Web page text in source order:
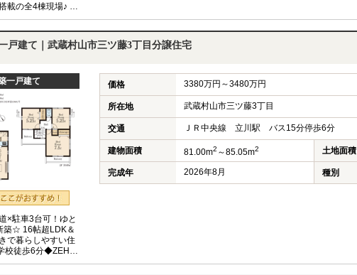
載の全4棟現場♪ ◆
W取得◆ZEH水準◆
戸建て｜武蔵村山市三ツ藤3丁目分譲住宅
一戸建て
×駐車3台可！ゆと
築☆ 16帖超LDK＆
で暮らしやすい住
校徒歩6分◆ZEH水準
取得◆バルコニー2
価格 3380万円～3480万円
所在地 武蔵村山市三ツ藤3丁目
交通 ＪＲ中央線 立川駅 バス15分停歩6分
建物面積 81.00m2 ～85.05m2 土地面積
完成年 2026年8月 種別